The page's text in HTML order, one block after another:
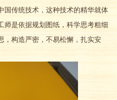
国传统技术，这种技术的精华就体
师是依据规划图纸，科学思考粗细
，构造严密，不易松懈，扎实安